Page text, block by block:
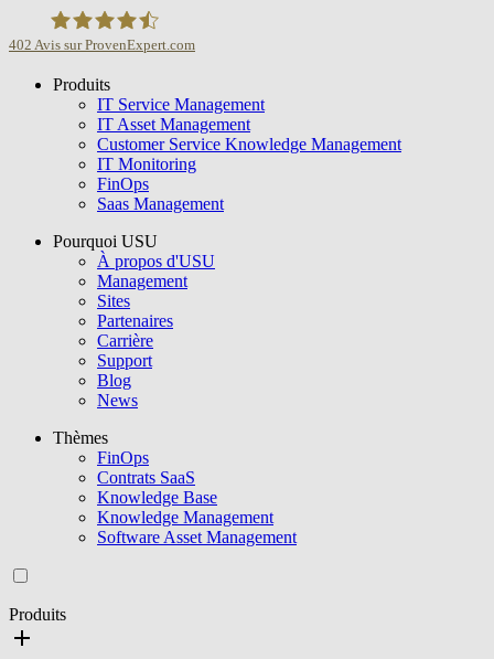
USU GmbH
402 Avis sur ProvenExpert.com
Produits
IT Service Management
IT Asset Management
Customer Service Knowledge Management
IT Monitoring
FinOps
Saas Management
Pourquoi USU
À propos d'USU
Management
Sites
Partenaires
Carrière
Support
Blog
News
Thèmes
FinOps
Contrats SaaS
Knowledge Base
Knowledge Management
Software Asset Management
Produits